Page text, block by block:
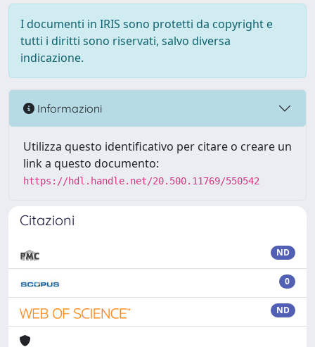
I documenti in IRIS sono protetti da copyright e
tutti i diritti sono riservati, salvo diversa
indicazione.
Informazioni
Utilizza questo identificativo per citare o creare un
link a questo documento:
https://hdl.handle.net/20.500.11769/550542
Citazioni
ND
0
ND